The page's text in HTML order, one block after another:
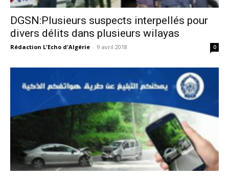
DGSN:Plusieurs suspects interpellés pour
divers délits dans plusieurs wilayas
Rédaction L'Echo d'Algérie - 9 avril 2018 0